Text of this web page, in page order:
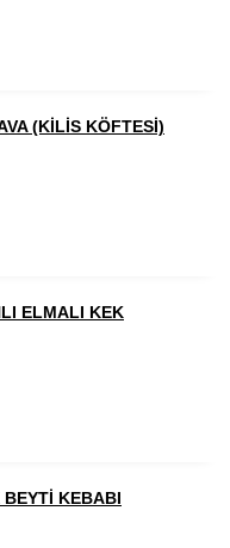
(KİLİS KÖFTESİ)
ELMALI KEK
BEYTİ KEBABI